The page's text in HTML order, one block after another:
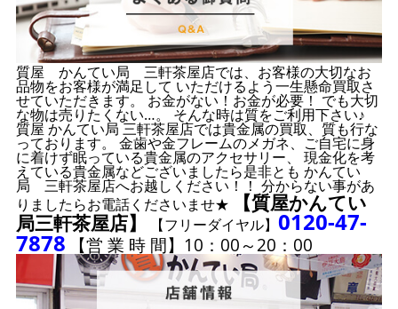
質屋 かんてい局 三軒茶屋店では、お客様の大切なお
品物をお客様が満足して いただけるよう一生懸命買取さ
せていただきます。 お金がない！お金が必要！ でも大切
な物は売りたくない…。 そんな時は質をご利用下さい♪
質屋 かんてい局 三軒茶屋店では貴金属の買取、質も行な
っております。 金歯や金フレームのメガネ、ご自宅に身
に着けず眠っている貴金属のアクセサリー、 現金化を考
えている貴金属などございましたら是非とも かんてい
局 三軒茶屋店へお越しください！！ 分からない事があ
りましたらお電話くださいませ★
【質屋かんてい
局三軒茶屋店】 【フリーダイヤル】 0120-47-
7878 【営 業 時 間】10：00～20：00